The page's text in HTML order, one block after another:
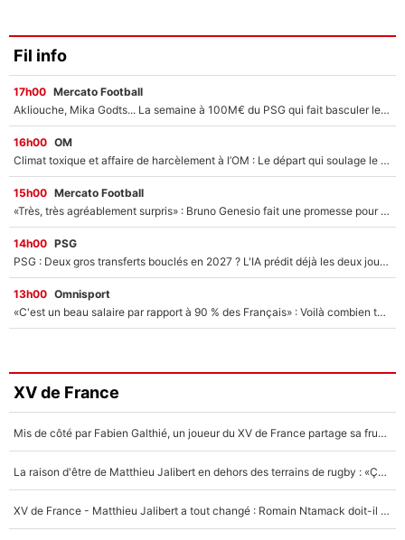
Fil info
17h00 Mercato Football
Akliouche, Mika Godts... La semaine à 100M€ du PSG qui fait basculer le mercato du PSG !
16h00 OM
Climat toxique et affaire de harcèlement à l’OM : Le départ qui soulage le vestiaire de Bruno Genesio
15h00 Mercato Football
«Très, très agréablement surpris» : Bruno Genesio fait une promesse pour la suite du mercato de l’OM et rassure les supporters
14h00 PSG
PSG : Deux gros transferts bouclés en 2027 ? L'IA prédit déjà les deux joueurs qui pourraient rejoindre Luis Enrique !
13h00 Omnisport
«C'est un beau salaire par rapport à 90 % des Français» : Voilà combien touchait Nelson Monfort sur France Télévisions avant de rejoindre CNews
XV de France
Mis de côté par Fabien Galthié, un joueur du XV de France partage sa frustration : «ils ne me l’ont pas dit tout de suite»
La raison d'être de Matthieu Jalibert en dehors des terrains de rugby : «Ça m'atteint autant que si tu touches à un membre de ma famille»
XV de France - Matthieu Jalibert a tout changé : Romain Ntamack doit-il s’inquiéter pour sa place à un an de la Coupe du monde ?